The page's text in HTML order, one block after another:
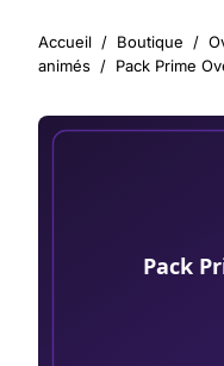
Accueil / Boutique /
animés / Pack Prime